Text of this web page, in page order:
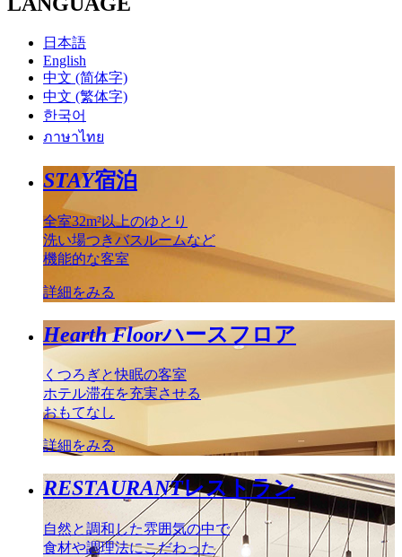
日本語
English
中文 (简体字)
中文 (繁体字)
한국어
ภาษาไทย
STAY宿泊
全室32m²以上のゆとり
洗い場つきバスルームなど
機能的な客室
詳細をみる
Hearth Floorハースフロア
くつろぎと快眠の客室
ホテル滞在を充実させる
おもてなし
詳細をみる
RESTAURANTレストラン
自然と調和した雰囲気の中で
食材や調理法にこだわった